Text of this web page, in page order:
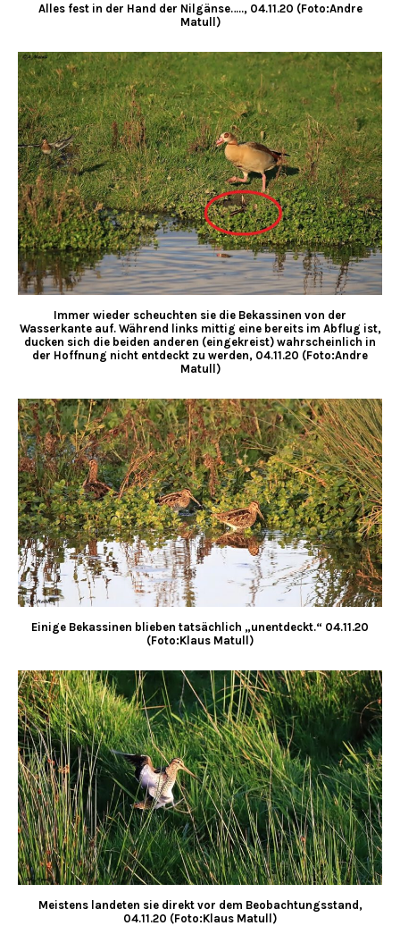
Alles fest in der Hand der Nilgänse….., 04.11.20 (Foto:Andre
Matull)
Immer wieder scheuchten sie die Bekassinen von der
Wasserkante auf. Während links mittig eine bereits im Abflug ist,
ducken sich die beiden anderen (eingekreist) wahrscheinlich in
der Hoffnung nicht entdeckt zu werden, 04.11.20 (Foto:Andre
Matull)
Einige Bekassinen blieben tatsächlich „unentdeckt.“ 04.11.20
(Foto:Klaus Matull)
Meistens landeten sie direkt vor dem Beobachtungsstand,
04.11.20 (Foto:Klaus Matull)